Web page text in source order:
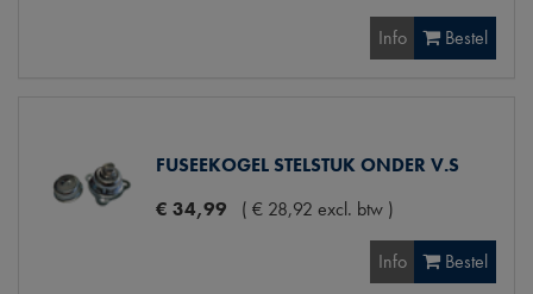
Info Bestel
FUSEEKOGEL STELSTUK ONDER V.S
€ 34,99 ( € 28,92 excl. btw )
Info Bestel